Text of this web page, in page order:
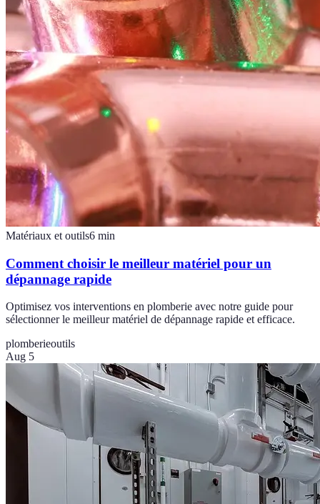
Matériaux et outils6 min
Comment choisir le meilleur matériel pour un
dépannage rapide
Optimisez vos interventions en plomberie avec notre guide pour
sélectionner le meilleur matériel de dépannage rapide et efficace.
plomberieoutils
Aug 5